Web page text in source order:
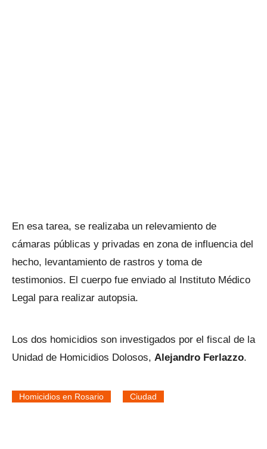
En esa tarea, se realizaba un relevamiento de
cámaras públicas y privadas en zona de influencia del
hecho, levantamiento de rastros y toma de
testimonios. El cuerpo fue enviado al Instituto Médico
Legal para realizar autopsia.
Los dos homicidios son investigados por el fiscal de la
Unidad de Homicidios Dolosos, Alejandro Ferlazzo.
Homicidios en Rosario Ciudad